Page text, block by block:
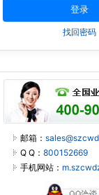
找回密码
邮箱：
Q Q： 800152669
手机网站：